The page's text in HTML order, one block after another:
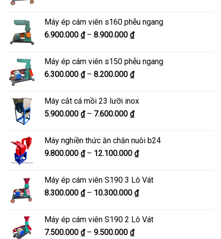
8.500.000 ₫
Máy ép cám viên s160 phễu ngang
6.900.000 ₫ – 8.900.000 ₫Khoảng
từ
6.900.000 ₫
đến
Máy ép cám viên s150 phễu ngang
6.300.000 ₫ – 8.200.000 ₫Khoảng
6.300.000 ₫
đến
Máy cắt cá mồi 23 lưỡi inox
5.900.000 ₫ – 7.600.000 ₫Khoảng
5.900.000 ₫
đến
Máy nghiền thức ăn chăn nuôi b24
9.800.000 ₫ – 12.100.000 ₫Khoảng
9.800.000 ₫
đến
Máy ép cám viên S190 3 Lô Vát
8.300.000 ₫ – 10.300.000 ₫Khoảng
8.300.000 ₫
Máy ép cám viên S190 2 Lô Vát
7.500.000 ₫ – 9.500.000 ₫Khoảng